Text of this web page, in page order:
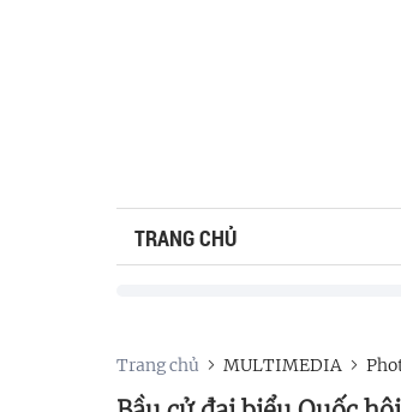
TRANG CHỦ
Trang chủ MULTIMEDIA